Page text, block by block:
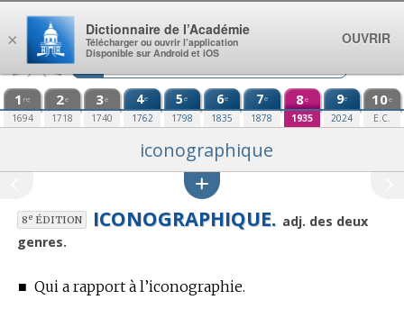
Aller au contenu
1 re
1694
2e
1718
3e
1740
4e
1762
5e
1798
6e
1835
7e
1878
8e
1935
9e
2024
10e
E.C.
iconographique
8eÉDITION ICONOGRAPHIQUE. adj. des deux
genres.
■ Qui a rapport à l’iconographie.
×
Dictionnaire de l’Académie
Télécharger ou ouvrir l’application
Disponible sur Android et iOS
OUVRIR